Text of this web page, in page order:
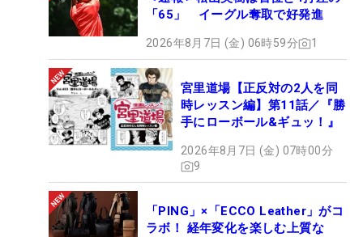
「65」 イーグル奪取で好発進
2026年8月7日 (金) 06時59分 1
宮里道場【正反対の2人を同
時レッスン編】第11話／『勝
手にローボール&ギュッ！』
2026年8月7日 (金) 07時00分
9
「PING」×「ECCO Leather」がコ
ラボ！ 経年変化を楽しむ上質な